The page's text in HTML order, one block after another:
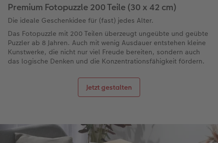
Premium Fotopuzzle 200 Teile (30 x 42 cm)
Die ideale Geschenkidee für (fast) jedes Alter.
Das Fotopuzzle mit 200 Teilen überzeugt ungeübte und geübte
Puzzler ab 8 Jahren. Auch mit wenig Ausdauer entstehen kleine
Kunstwerke, die nicht nur viel Freude bereiten, sondern auch
das logische Denken und die Konzentrationsfähigkeit fördern.
Jetzt gestalten